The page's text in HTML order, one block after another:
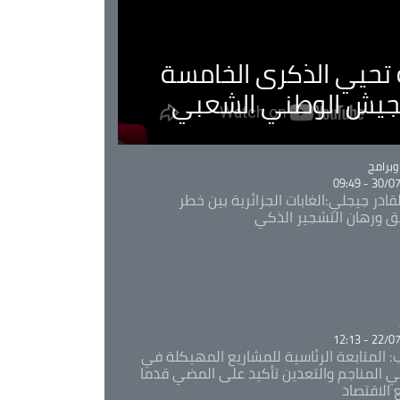
تحيي الذكرى الخامسة
الوطني الشعبي
30/07/
جيجلي:الغابات الجزائرية بين خطر
ورهان التشجير الذكي
22/07/
المتابعة الرئاسية للمشاريع المهيكلة في
المناجم والتعدين تأكيد على المضي قدما
الاقتصاد